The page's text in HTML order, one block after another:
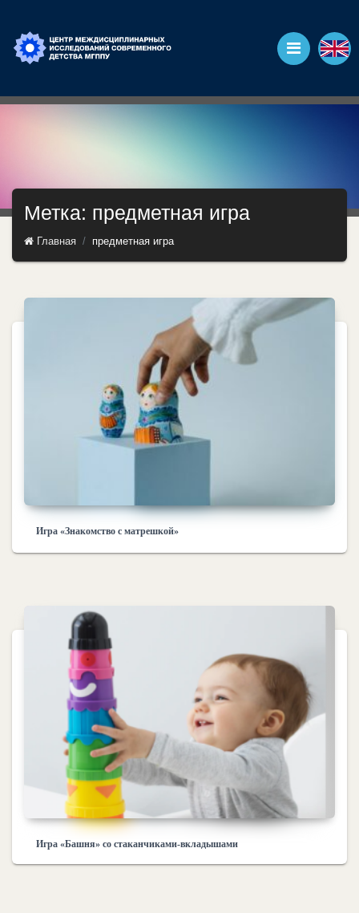
Метка: предметная игра
Главная предметная игра
Игра «Знакомство с матрешкой»
Игра «Башня» со стаканчиками-вкладышами